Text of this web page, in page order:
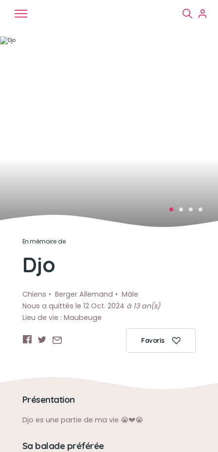
En mémoire de
Djo
Chiens Berger Allemand
Mâle
Nous a quittés le 12 Oct. 2024 à 13 an(s)
Lieu de vie : Maubeuge
Favoris
Présentation
Djo es une partie de ma vie 😭💔😭
Sa balade préférée